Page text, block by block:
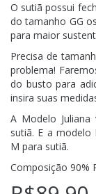
O sutiã possui
do tamanho GG
para maior
Precisa de
problema!
do busto para
insira suas
A Modelo
sutiã. E a modelo
M para sutiã.
Composição 90%